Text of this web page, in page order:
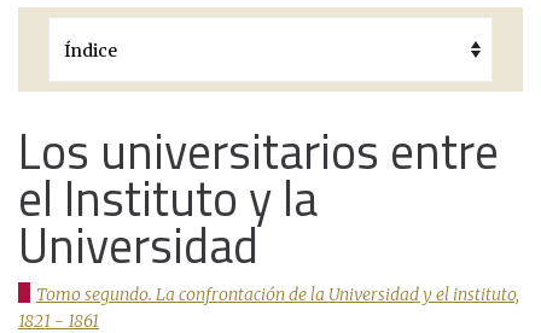
Períodos Históricos
Galería
Documentos institucionales
Los universitarios entre
el Instituto y la
Universidad
Tomo segundo. La confrontación de la Universidad y el instituto,
1821 - 1861